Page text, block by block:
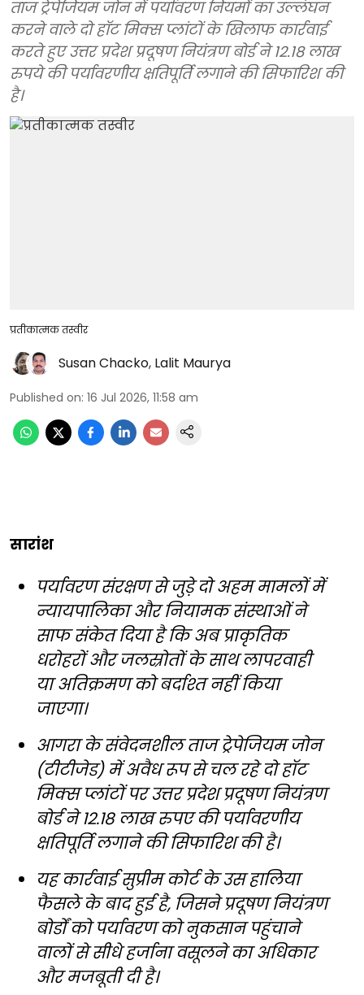
ताज ट्रेपेजियम जोन में पर्यावरण नियमों का उल्लंघन
करने वाले दो हॉट मिक्स प्लांटों के खिलाफ कार्रवाई
करते हुए उत्तर प्रदेश प्रदूषण नियंत्रण बोर्ड ने 12.18 लाख
रुपये की पर्यावरणीय क्षतिपूर्ति लगाने की सिफारिश की
है।
प्रतीकात्मक तस्वीर
Susan Chacko, Lalit Maurya
Published on: 16 Jul 2026, 11:58 am
सारांश
पर्यावरण संरक्षण से जुड़े दो अहम मामलों में
न्यायपालिका और नियामक संस्थाओं ने
साफ संकेत दिया है कि अब प्राकृतिक
धरोहरों और जलस्रोतों के साथ लापरवाही
या अतिक्रमण को बर्दाश्त नहीं किया
जाएगा।
आगरा के संवेदनशील ताज ट्रेपेजियम जोन
(टीटीजेड) में अवैध रूप से चल रहे दो हॉट
मिक्स प्लांटों पर उत्तर प्रदेश प्रदूषण नियंत्रण
बोर्ड ने 12.18 लाख रुपए की पर्यावरणीय
क्षतिपूर्ति लगाने की सिफारिश की है।
यह कार्रवाई सुप्रीम कोर्ट के उस हालिया
फैसले के बाद हुई है, जिसने प्रदूषण नियंत्रण
बोर्डों को पर्यावरण को नुकसान पहुंचाने
वालों से सीधे हर्जाना वसूलने का अधिकार
और मजबूती दी है।